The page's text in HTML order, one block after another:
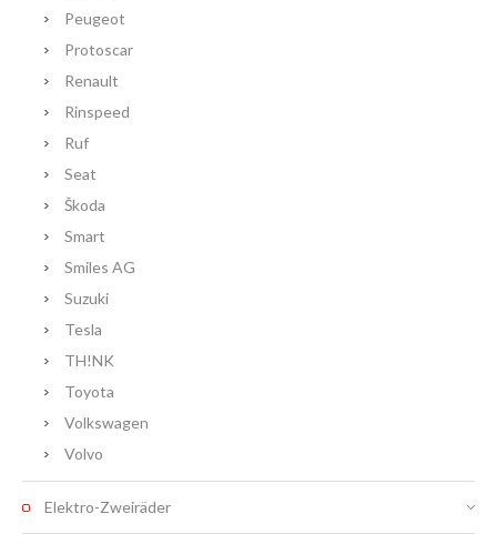
Peugeot
Protoscar
Renault
Rinspeed
Ruf
Seat
Škoda
Smart
Smiles AG
Suzuki
Tesla
TH!NK
Toyota
Volkswagen
Volvo
Elektro-Zweiräder